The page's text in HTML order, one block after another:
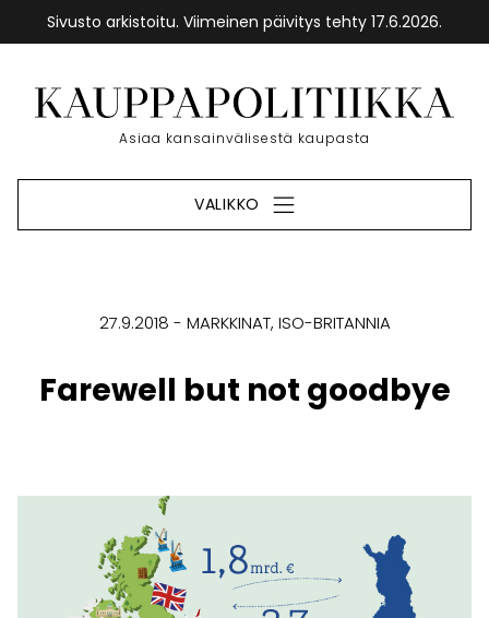
Sivusto arkistoitu. Viimeinen päivitys tehty 17.6.2026.
sisältöön
Etusivu
Asiaa kansainvälisestä kaupasta
VALIKKO
27.9.2018 MARKKINAT ISO-BRITANNIA
Farewell but not goodbye